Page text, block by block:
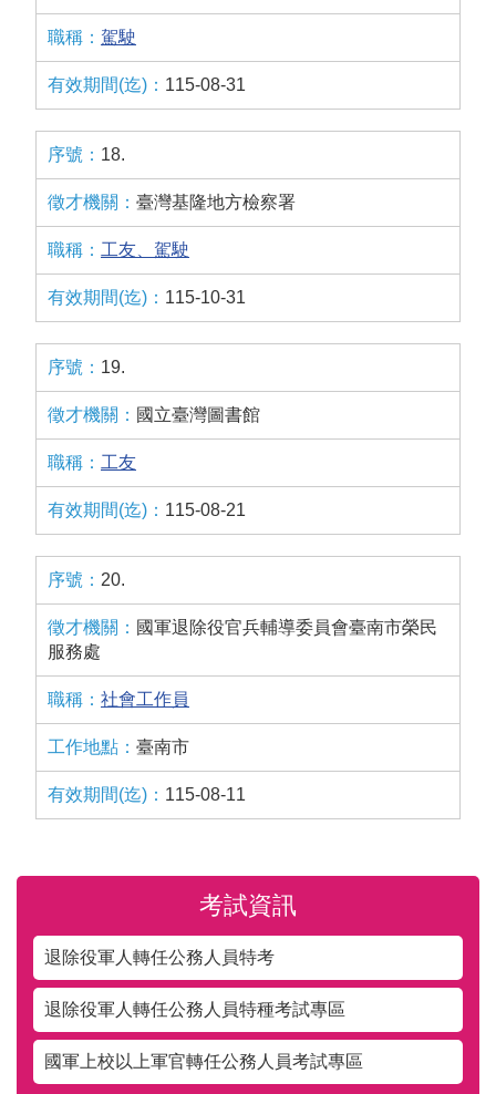
駕駛
115-08-31
18.
臺灣基隆地方檢察署
工友、駕駛
115-10-31
19.
國立臺灣圖書館
工友
115-08-21
20.
國軍退除役官兵輔導委員會臺南市榮民
服務處
社會工作員
臺南市
115-08-11
考試資訊
退除役軍人轉任公務人員特考
退除役軍人轉任公務人員特種考試專區
國軍上校以上軍官轉任公務人員考試專區